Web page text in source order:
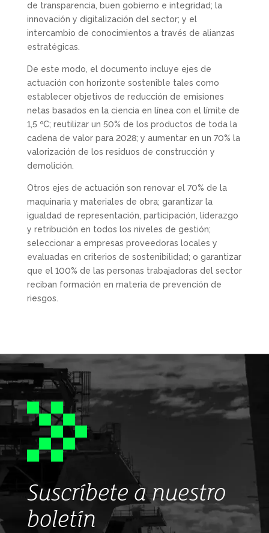
de transparencia, buen gobierno e integridad; la
innovación y digitalización del sector; y el
intercambio de conocimientos a través de alianzas
estratégicas.
De este modo, el documento incluye ejes de
actuación con horizonte sostenible tales como
establecer objetivos de reducción de emisiones
netas basados en la ciencia en línea con el límite de
1,5 ºC; reutilizar un 50% de los productos de toda la
cadena de valor para 2028; y aumentar en un 70% la
valorización de los residuos de construcción y
demolición.
Otros ejes de actuación son renovar el 70% de la
maquinaria y materiales de obra; garantizar la
igualdad de representación, participación, liderazgo
y retribución en todos los niveles de gestión;
seleccionar a empresas proveedoras locales y
evaluadas en criterios de sostenibilidad; o garantizar
que el 100% de las personas trabajadoras del sector
reciban formación en materia de prevención de
riesgos.
Suscríbete a nuestro
boletín